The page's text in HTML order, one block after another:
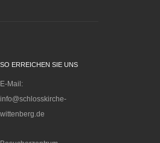
SO ERREICHEN SIE UNS
E-Mail:
info@schlosskirche-
wittenberg.de